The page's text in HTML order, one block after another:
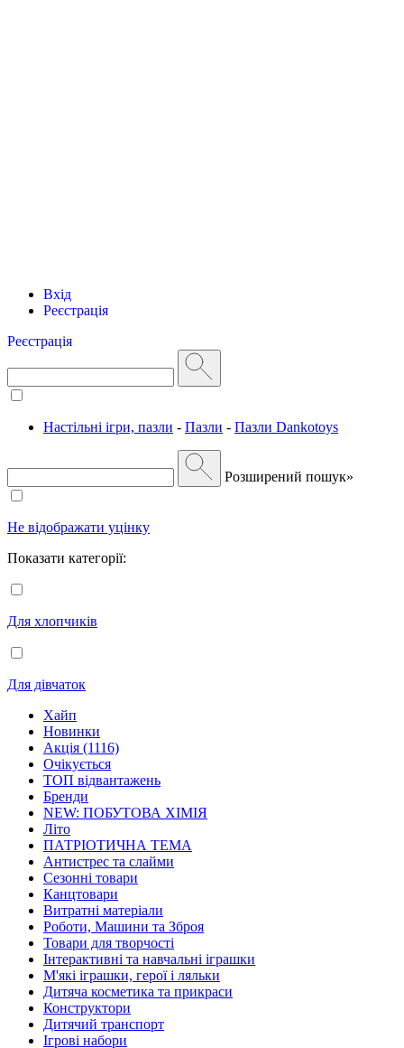
Вхід
Реєстрація
Реєстрація
Настільні ігри, пазли - Пазли - Пазли Dankotoys
Розширений пошук»
Не відображати уцінку
Показати категорії:
Для хлопчиків
Для дівчаток
Хайп
Новинки
Акція (1116)
Очікується
ТОП відвантажень
Бренди
NEW: ПОБУТОВА ХІМІЯ
Літо
ПАТРІОТИЧНА ТЕМА
Антистрес та слайми
Сезонні товари
Канцтовари
Витратні матеріали
Роботи, Машини та Зброя
Товари для творчості
Інтерактивні та навчальні іграшки
М'які іграшки, герої і ляльки
Дитяча косметика та прикраси
Конструктори
Дитячий транспорт
Ігрові набори